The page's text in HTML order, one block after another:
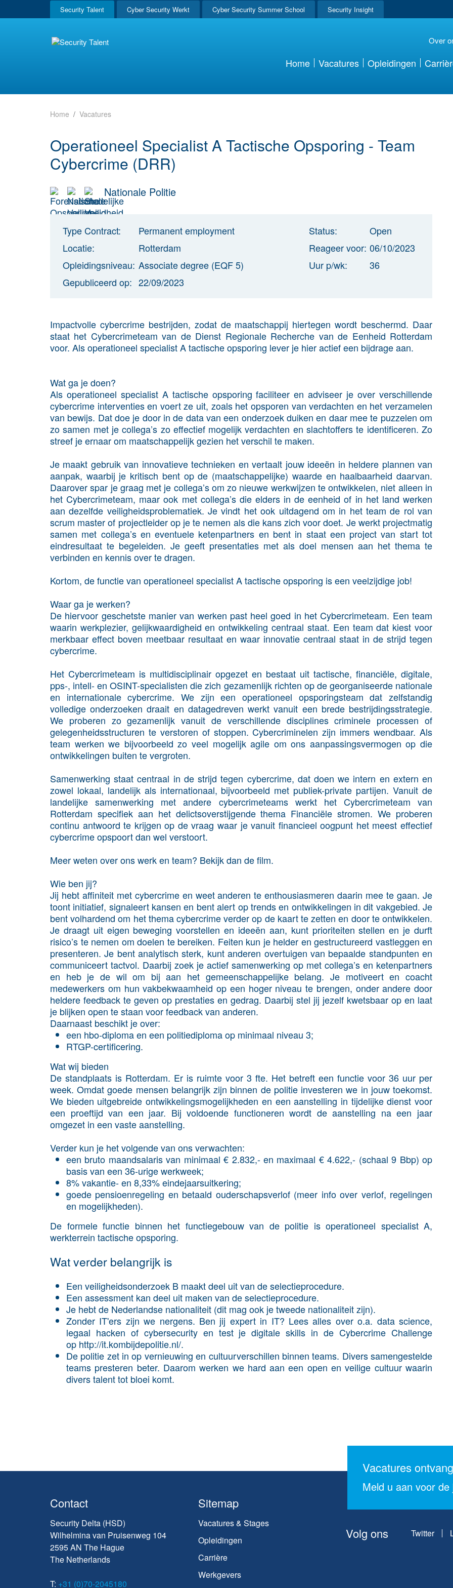
Security Talent Cyber Security Werkt Cyber Security Summer School Security Insight
Over
Home Vacatures Opleidingen
Home Vacatures
Operationeel Specialist A Tactische Opsporing - Team
Cybercrime (DRR)
Nationale Politie
Type Contract:
Permanent employment
Locatie:
Rotterdam
Opleidingsniveau: Associate degree (EQF 5)
Gepubliceerd op: 22/09/2023
Status:
Open
Reageer voor: 06/10/2023
Uur p/wk:
36
Impactvolle cybercrime bestrijden, zodat de maatschappij hiertegen wordt beschermd. Daar
staat het Cybercrimeteam van de Dienst Regionale Recherche van de Eenheid Rotterdam
voor. Als operationeel specialist A tactische opsporing lever je hier actief een bijdrage aan.
Wat ga je doen?
Als operationeel specialist A tactische opsporing faciliteer en adviseer je over verschillende
cybercrime interventies en voert ze uit, zoals het opsporen van verdachten en het verzamelen
van bewijs. Dat doe je door in de data van een onderzoek duiken en daar mee te puzzelen om
zo samen met je collega’s zo effectief mogelijk verdachten en slachtoffers te identificeren. Zo
streef je ernaar om maatschappelijk gezien het verschil te maken.
Je maakt gebruik van innovatieve technieken en vertaalt jouw ideeën in heldere plannen van
aanpak, waarbij je kritisch bent op de (maatschappelijke) waarde en haalbaarheid daarvan.
Daarover spar je graag met je collega’s om zo nieuwe werkwijzen te ontwikkelen, niet alleen in
het Cybercrimeteam, maar ook met collega’s die elders in de eenheid of in het land werken
aan dezelfde veiligheidsproblematiek. Je vindt het ook uitdagend om in het team de rol van
scrum master of projectleider op je te nemen als die kans zich voor doet. Je werkt projectmatig
samen met collega’s en eventuele ketenpartners en bent in staat een project van start tot
eindresultaat te begeleiden. Je geeft presentaties met als doel mensen aan het thema te
verbinden en kennis over te dragen.
Kortom, de functie van operationeel specialist A tactische opsporing is een veelzijdige job!
Waar ga je werken?
De hiervoor geschetste manier van werken past heel goed in het Cybercrimeteam. Een team
waarin werkplezier, gelijkwaardigheid en ontwikkeling centraal staat. Een team dat kiest voor
merkbaar effect boven meetbaar resultaat en waar innovatie centraal staat in de strijd tegen
cybercrime.
Het Cybercrimeteam is multidisciplinair opgezet en bestaat uit tactische, financiële, digitale,
pps-, intell- en OSINT-specialisten die zich gezamenlijk richten op de georganiseerde nationale
en internationale cybercrime. We zijn een operationeel opsporingsteam dat zelfstandig
volledige onderzoeken draait en datagedreven werkt vanuit een brede bestrijdingsstrategie.
We proberen zo gezamenlijk vanuit de verschillende disciplines criminele processen of
gelegenheidsstructuren te verstoren of stoppen. Cybercriminelen zijn immers wendbaar. Als
team werken we bijvoorbeeld zo veel mogelijk agile om ons aanpassingsvermogen op die
ontwikkelingen buiten te vergroten.
Samenwerking staat centraal in de strijd tegen cybercrime, dat doen we intern en extern en
zowel lokaal, landelijk als internationaal, bijvoorbeeld met publiek-private partijen. Vanuit de
landelijke samenwerking met andere cybercrimeteams werkt het Cybercrimeteam van
Rotterdam specifiek aan het delictsoverstijgende thema Financiële stromen. We proberen
continu antwoord te krijgen op de vraag waar je vanuit financieel oogpunt het meest effectief
cybercrime opspoort dan wel verstoort.
Meer weten over ons werk en team? Bekijk dan de film.
Wie ben jij?
Jij hebt affiniteit met cybercrime en weet anderen te enthousiasmeren daarin mee te gaan. Je
toont initiatief, signaleert kansen en bent alert op trends en ontwikkelingen in dit vakgebied. Je
bent volhardend om het thema cybercrime verder op de kaart te zetten en door te ontwikkelen.
Je draagt uit eigen beweging voorstellen en ideeën aan, kunt prioriteiten stellen en je durft
risico’s te nemen om doelen te bereiken. Feiten kun je helder en gestructureerd vastleggen en
presenteren. Je bent analytisch sterk, kunt anderen overtuigen van bepaalde standpunten en
communiceert tactvol. Daarbij zoek je actief samenwerking op met collega’s en ketenpartners
en heb je de wil om bij aan het gemeenschappelijke belang. Je motiveert en coacht
medewerkers om hun vakbekwaamheid op een hoger niveau te brengen, onder andere door
heldere feedback te geven op prestaties en gedrag. Daarbij stel jij jezelf kwetsbaar op en laat
je blijken open te staan voor feedback van anderen.
Daarnaast beschikt je over:
een hbo-diploma en een politiediploma op minimaal niveau 3;
RTGP-certificering.
Wat wij bieden
De standplaats is Rotterdam. Er is ruimte voor 3 fte. Het betreft een functie voor 36 uur per
week. Omdat goede mensen belangrijk zijn binnen de politie investeren we in jouw toekomst.
We bieden uitgebreide ontwikkelingsmogelijkheden en een aanstelling in tijdelijke dienst voor
een proeftijd van een jaar. Bij voldoende functioneren wordt de aanstelling na een jaar
omgezet in een vaste aanstelling.
Verder kun je het volgende van ons verwachten:
een bruto maandsalaris van minimaal € 2.832,- en maximaal € 4.622,- (schaal 9 Bbp) op
basis van een 36-urige werkweek;
8% vakantie- en 8,33% eindejaarsuitkering;
goede pensioenregeling en betaald ouderschapsverlof (meer info over verlof, regelingen
en mogelijkheden).
De formele functie binnen het functiegebouw van de politie is operationeel specialist A,
werkterrein tactische opsporing.
Wat verder belangrijk is
Een veiligheidsonderzoek B maakt deel uit van de selectieprocedure.
Een assessment kan deel uit maken van de selectieprocedure.
Je hebt de Nederlandse nationaliteit (dit mag ook je tweede nationaliteit zijn).
Zonder IT'ers zijn we nergens. Ben jij expert in IT? Lees alles over o.a. data science,
legaal hacken of cybersecurity en test je digitale skills in de Cybercrime Challenge
op http://it.kombijdepolitie.nl/.
De politie zet in op vernieuwing en cultuurverschillen binnen teams. Divers samengestelde
teams presteren beter. Daarom werken we hard aan een open en veilige cultuur waarin
divers talent tot bloei komt.
Vacatures
Meld u aan voor de
Contact
Security Delta (HSD)
Wilhelmina van Pruisenweg 104
2595 AN The Hague
The Netherlands
T: +31 (0)70-2045180
Sitemap
Vacatures & Stages
Opleidingen
Carrière
Werkgevers
Volg ons Twitter